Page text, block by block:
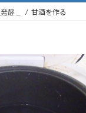
発酵 甘酒を作る